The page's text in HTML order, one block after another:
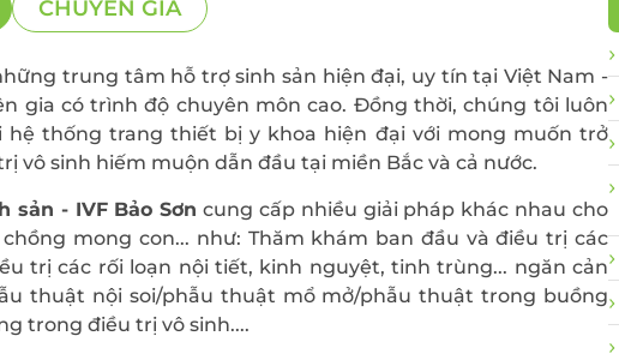
bẹn
Ung thư đại
Điều trị viêm lộ
Cấy que tránh thai
Sàng lọc sau sinh
Tiêm chủng cho
Gói xét nghiệm vi
dinh dưỡng
Điều trị hiếm
Hỗ trợ sinh sản
CHUYÊN GIA
trung tâm hỗ trợ sinh sản hiện đại, uy tín tại Việt Nam -
gia có trình độ chuyên môn cao. Đồng thời, chúng tôi luôn
thống trang thiết bị y khoa hiện đại với mong muốn trở
vô sinh hiếm muộn dẫn đầu tại miền Bắc và cả nước.
sản - IVF Bảo Sơn cung cấp nhiều giải pháp khác nhau cho
mong con... như: Thăm khám ban đầu và điều trị các
trị các rối loạn nội tiết, kinh nguyệt, tinh trùng... ngăn cản
thuật nội soi/phẫu thuật mổ mở/phẫu thuật trong buồng
trong điều trị vô sinh....